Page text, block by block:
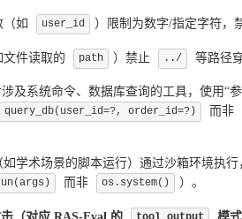
如 user_id ）限制为数字/指定字符，
文件读取的 path ）禁止 ../ 等路径
涉及系统命令、数据库查询的工具，使用“
query_db(user_id=?, order_id=?)
而非
学术场景的脚本运行）通过沙箱环境执
而非 os.system() ）。